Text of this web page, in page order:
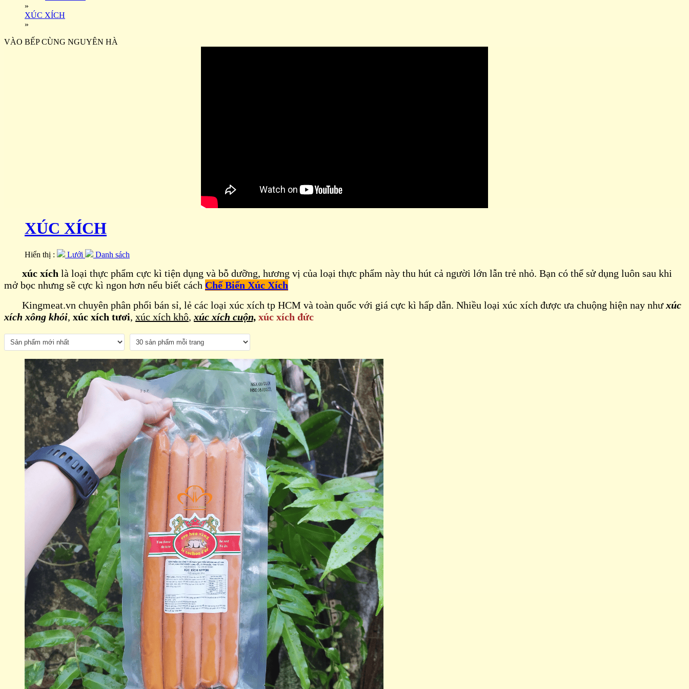
»
XÚC XÍCH
»
VÀO BẾP CÙNG NGUYÊN HÀ
XÚC XÍCH
Hiển thị : Lưới Danh sách
xúc xích là loại thực phẩm cực kì tiện dụng và bỗ dưỡng, hương vị của loại thực phẩm này thu hút cả người lớn lẫn trẻ nhỏ. Bạn có thể sử dụng luôn sau khi
mở bọc nhưng sẽ cực kì ngon hơn nếu biết cách Chế Biến Xúc Xích
Kingmeat.vn chuyên phân phối bán sỉ, lẻ các loại xúc xích tp HCM và toàn quốc với giá cực kì hấp dẫn. Nhiều loại xúc xích được ưa chuộng hiện nay nhưxúc
xích xông khói, xúc xích tươi, xúc xích khô, xúc xích cuộn, xúc xích đức